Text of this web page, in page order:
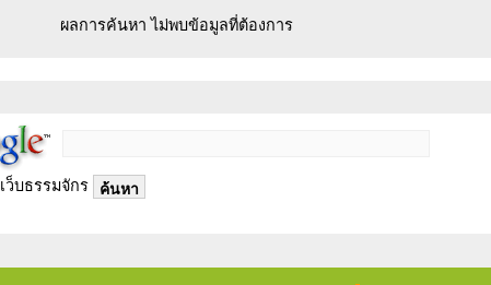
ผลการค้นหา ไม่พบข้อมูลที่ต้องการ
เว็บธรรมจักร